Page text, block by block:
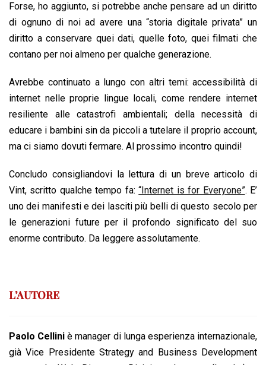
Forse, ho aggiunto, si potrebbe anche pensare ad un diritto
di ognuno di noi ad avere una “storia digitale privata” un
diritto a conservare quei dati, quelle foto, quei filmati che
contano per noi almeno per qualche generazione.
Avrebbe continuato a lungo con altri temi: accessibilità di
internet nelle proprie lingue locali, come rendere internet
resiliente alle catastrofi ambientali; della necessità di
educare i bambini sin da piccoli a tutelare il proprio account,
ma ci siamo dovuti fermare. Al prossimo incontro quindi!
Concludo consigliandovi la lettura di un breve articolo di
Vint, scritto qualche tempo fa:“Internet is for Everyone”. E’
uno dei manifesti e dei lasciti più belli di questo secolo per
le generazioni future per il profondo significato del suo
enorme contributo. Da leggere assolutamente.
L’AUTORE
Paolo Celliniè manager di lunga esperienza internazionale,
già Vice Presidente Strategy and Business Development